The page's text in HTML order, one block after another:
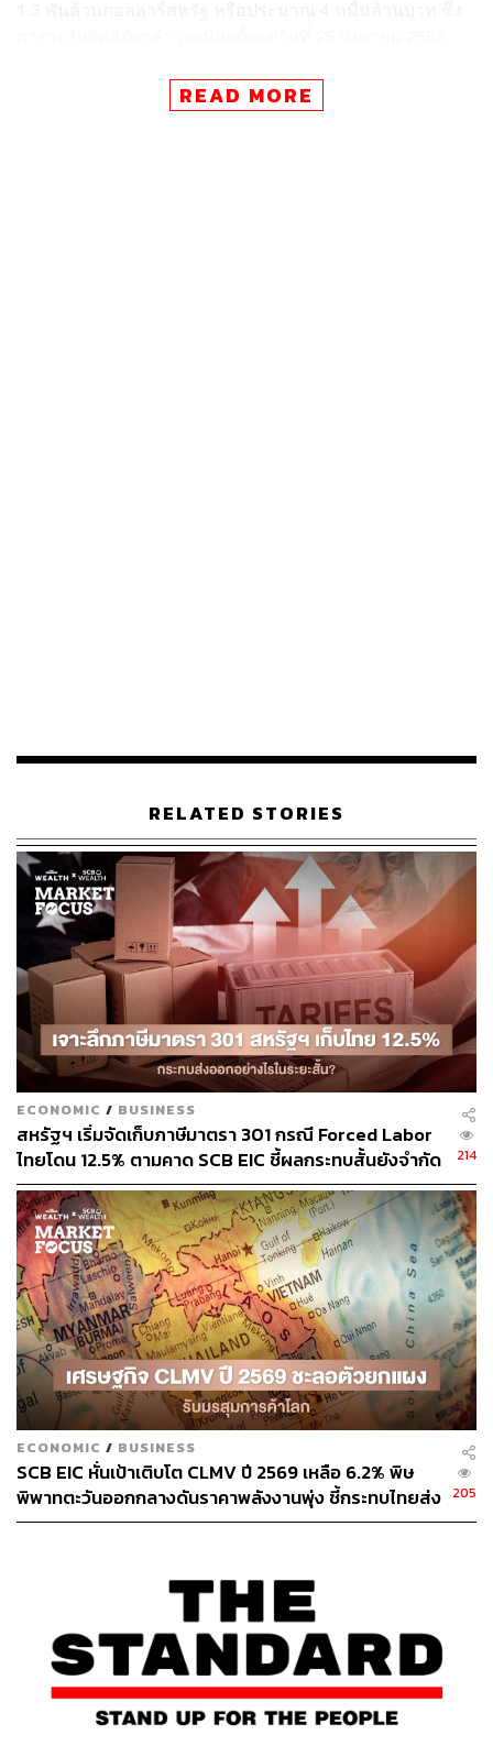
ทั้งนี้บริษัทผู้ส่งออกสินค้าบางรายออกมาชี้แจงถึงเหตุการณ์
ดังกล่าวว่า การระงับสิทธิ GSP ไม่ได้ส่งผลกระทบต่อการ
วันนี้ดัชนีตลาดหลักทรัพย์แห่งประเทศไทย (SET Index) เปิด
ตลาดช่วงเช้าลงไปทำจุดต่ำสุดที่ระดับ 1579.13 จุด จากวัน
ก่อนหน้าที่ 1593.28 จุด ลดลง 14.15 จุด หรือลดลง 0.89%
DoD ก่อนจะมีแรงซื้อกลับเข้ามาหนุนดัชนีปรับขึ้นสู่แดนบวก
และปิดการซื้อขายภาคเช้าที่ระดับ 1593.79 จุด เพิ่มขึ้น 0.51
จุด หรือเพิ่มขึ้น 0.03% DoD
มุมมองระยะสั้น:
SCBS คาดว่าการระงับสิทธิ GSP ดังกล่าวเป็นเพียง
Sentiment เชิงลบต่อตลาดหุ้นไทยในระยะสั้น โดยเฉพาะหุ้น
กลุ่มเกษตรและอุตสาหกรรมอาหารที่มีการส่งออกสินค้าไป
ยังสหรัฐฯ โดยหุ้นกลุ่มดังกล่าวมี Market cap. ไม่มากนัก จึง
คาดมีผลกระทบต่อการปรับตัวลงของตลาดหุ้นไทยอย่าง
จำกัด
มุมมองระยะยาว:
ติดตามการแก้ปัญหาของรัฐบาลไทยต่อการระงับสิทธิ GSP
ดังกล่าว ซึ่ง SCBS เชื่อว่าไทยยังมีเวลาพอที่จะเจรจาต่อรอง
กับสหรัฐฯ เนื่องจากจะมีผลในอีก 6 เดือนข้างหน้า อย่างไร
ก็ตาม หากไทยถูกตัดสิทธิจริง คาดกระทบต่อการส่งออก
อย่างจำกัด เนื่องจากมูลค่าส่งออกสินค้ากลุ่มอาหารแช่แข็ง
อยู่ที่ราว 2.3% ของการส่งออกสินค้าไปสหรัฐฯ และคิดเป็น
เพียง 0.01% ของการส่งออกรวมของไทยเฉลี่ยรายปี นอกจาก
นี้กระทรวงพาณิชย์ไทย ยังเตรียมมาตรการรองรับและหา
ตลาดใหม่ให้กับสินค้าที่โดนผลกระทบไว้แล้ว ขณะที่หุ้นกลุ่ม
เกษตรและอุตสาหกรรมส่งออกอาหารนั้นมองว่าไม่น่ากังวล
มากสุดในรอบกว่า 6 ปี รวมทั้งแนวโน้มอุปสงค์ที่ชะลอตัว
ตามภาวะเศรษฐกิจโลก เป็นประเด็นสำคัญที่ต้องพิจารณา
และติดตามอย่างใกล้ชิดมากกว่า
ข้อมูลพื้นฐาน:
GSP ย่อมาจาก Generalized System of Preferences คือ
READ MORE
RELATED STORIES
ECONOMIC / BUSINESS
สหรัฐฯ เริ่มจัดเก็บภาษีมาตรา 301 กรณี Forced Labor
ไทยโดน 12.5% ตามคาด SCB EIC ชี้ผลกระทบสั้นยังจำกัด
แม้ส่งออก มิ.ย. โตแรง 20.8% แต่นำเข้าพุ่งดันดุลการค้า
ขาดดุลหนัก
214
ECONOMIC / BUSINESS
SCB EIC หั่นเป้าเติบโต CLMV ปี 2569 เหลือ 6.2% พิษ
พิพาทตะวันออกกลางดันราคาพลังงานพุ่ง ชี้กระทบไทยส่ง
ออกโตแผ่ว-ยอดเกินดุลการค้าลดลง
205